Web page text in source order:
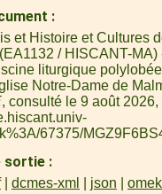
et Histoire et Cultures
/ HISCANT-
liturgique
Notre-Dame de
, consulté le 9 août 2026,
67375/
sortie
dcmes-xml json